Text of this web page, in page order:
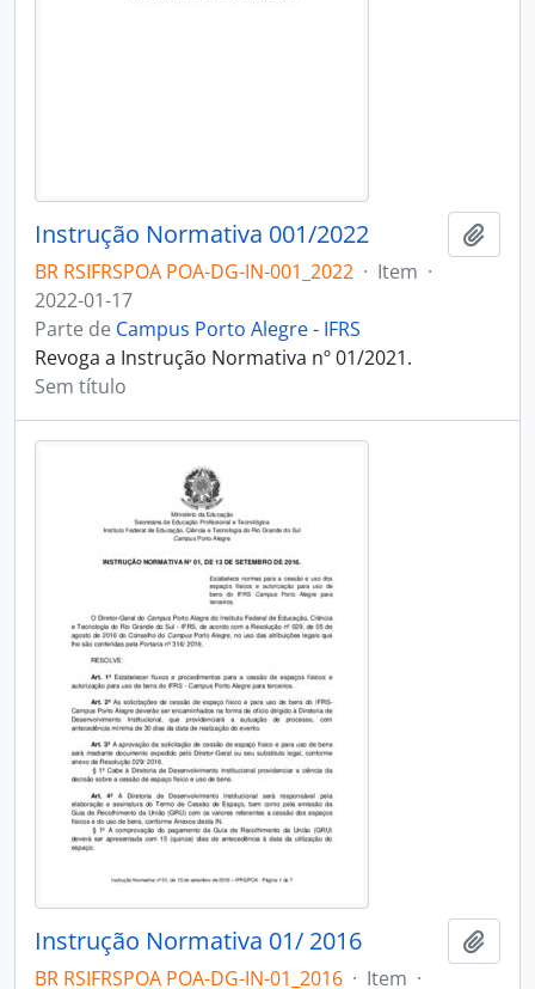
Instrução Normativa 001/2022
BR RSIFRSPOA POA-DG-IN-001_2022 · Item ·
2022-01-17
Parte de Campus Porto Alegre - IFRS
Revoga a Instrução Normativa nº 01/2021.
Sem título
Instrução Normativa 01/ 2016
BR RSIFRSPOA POA-DG-IN-01_2016 · Item ·